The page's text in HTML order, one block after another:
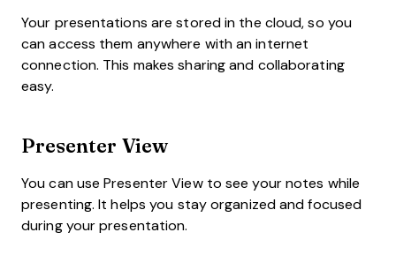
Your presentations are stored in the cloud, so you
can access them anywhere with an internet
connection. This makes sharing and collaborating
easy.
Presenter View
You can use Presenter View to see your notes while
presenting. It helps you stay organized and focused
during your presentation.